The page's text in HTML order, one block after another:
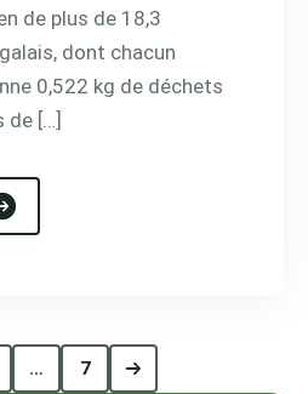
de plus de 18,3
dont chacun
0,522 kg de déchets
de […]
… 7